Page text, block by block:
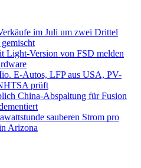
im Juli um zwei Drittel
Light-Version von FSD melden
E-Autos, LFP aus USA, PV-
prüft
China-Abspaltung für Fusion
sauberen Strom pro
Arizona